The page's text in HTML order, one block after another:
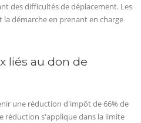
des difficultés de déplacement. Les
la démarche en prenant en charge
liés au don de
une réduction d'impôt de 66% de
réduction s'applique dans la limite